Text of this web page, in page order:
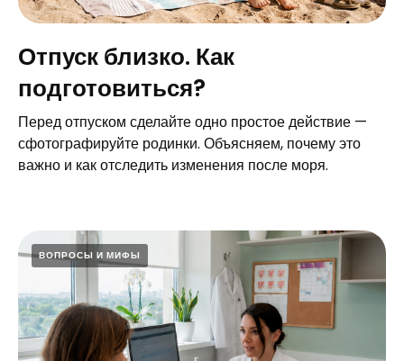
Отпуск близко. Как
подготовиться?
Перед отпуском сделайте одно простое действие —
сфотографируйте родинки. Объясняем, почему это
важно и как отследить изменения после моря.
ВОПРОСЫ И МИФЫ